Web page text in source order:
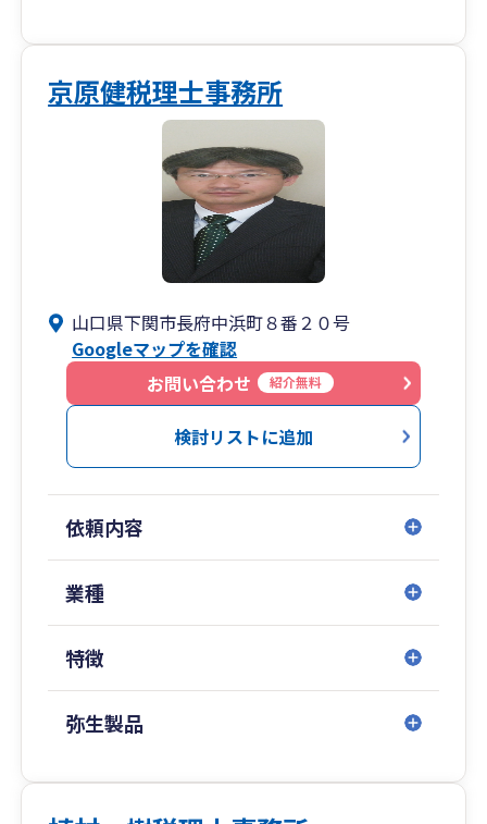
京原健税理士事務所
山口県下関市長府中浜町８番２０号
Googleマップを確認
お問い合わせ
紹介無料
検討リストに追加
依頼内容
業種
特徴
弥生製品